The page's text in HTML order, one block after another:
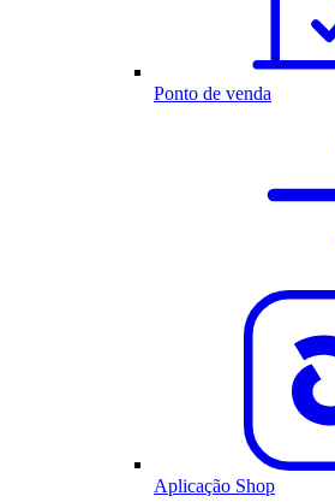
Ponto de venda
Aplicação Shop